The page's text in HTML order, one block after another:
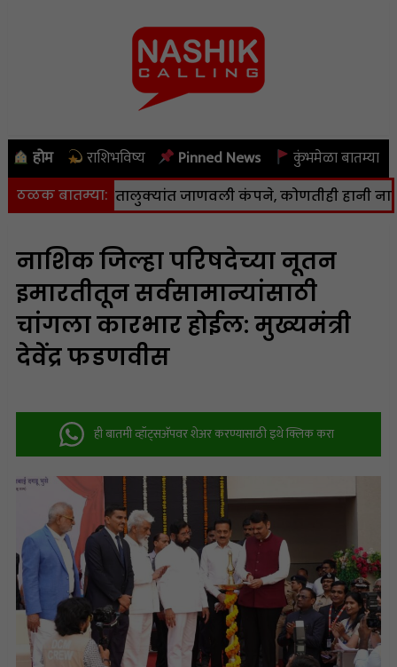
होम राशिभविष्य Pinned News कुंभमेळा बातम्या
ठळक बातम्या:
पेठ तालुक्यांत जाणवली कंपने, कोणतीही हानी नाही |
नाशिक जिल्हा परिषदेच्या नूतन
इमारतीतून सर्वसामान्यांसाठी
चांगला कारभार होईल: मुख्यमंत्री
देवेंद्र फडणवीस
ही बातमी व्हॉट्सअ‍ॅपवर शेअर करण्यासाठी इथे क्लिक करा